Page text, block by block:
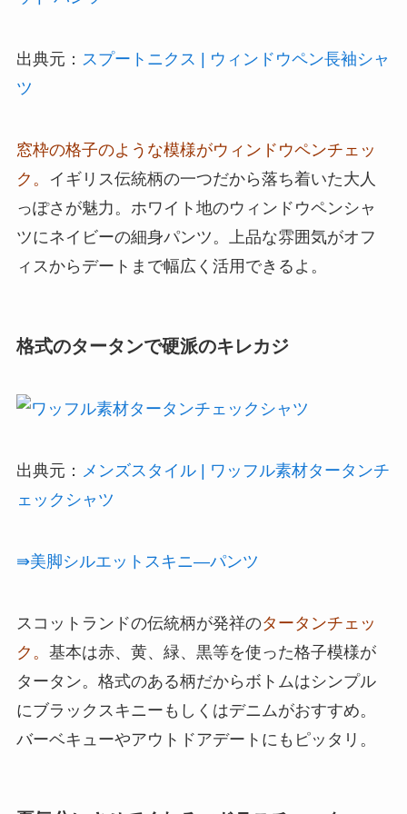
出典元： スプートニクス | ウィンドウペン長袖シャ
ツ
窓枠の格子のような模様がウィンドウペンチェッ
ク。
イギリス伝統柄の一つだから落ち着いた大人
っぽさが魅力。ホワイト地のウィンドウペンシャ
ツにネイビーの細身パンツ。上品な雰囲気がオフ
ィスからデートまで幅広く活用できるよ。
格式のタータンで硬派のキレカジ
出典元： メンズスタイル | ワッフル素材タータンチ
ェックシャツ
⇛美脚シルエットスキニ―パンツ
スコットランドの伝統柄が発祥のタータンチェッ
ク。 基本は赤、黄、緑、黒等を使った格子模様が
タータン。格式のある柄だからボトムはシンプル
にブラックスキニーもしくはデニムがおすすめ。
バーベキューやアウトドアデートにもピッタリ。